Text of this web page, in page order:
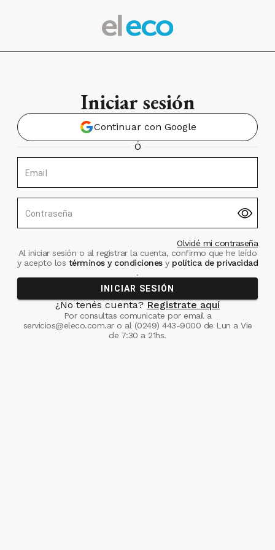
Iniciar sesión
Continuar con Google
Ó
Email
Contraseña
Olvidé mi contraseña
Al iniciar sesión o al registrar la cuenta, confirmo que he leído
y acepto los términos y condiciones ypolítica de privacidad
.
INICIAR SESIÓN
¿No tenés cuenta? Registrate aquí
Por consultas comunicate por email a
servicios@eleco.com.aro al (0249) 443-9000 de Lun a Vie
de 7:30 a 21hs.